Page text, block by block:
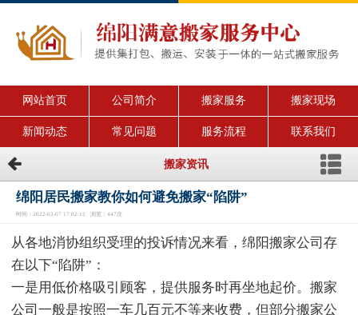
网站首页 公司简介 搬家服务 搬家现场
新闻动态 常见问题 服务流程 联系我们
搬家资讯
绵阳居民搬家教你如何避免搬家“陷阱”
时间：2022-02-07 17:02:12 浏览：447次
从各地消协组织受理的投诉情况来看，绵阳搬家公司存
在以下“陷阱”：
一是用低价格吸引顾客，提供服务时再坐地起价。搬家
公司一般是按照一车几百元不等来收费，但部分搬家公